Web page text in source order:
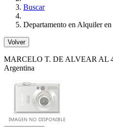
Buscar
Departamento en Alquiler
Volver
MARCELO T. DE ALVEAR AL
Argentina